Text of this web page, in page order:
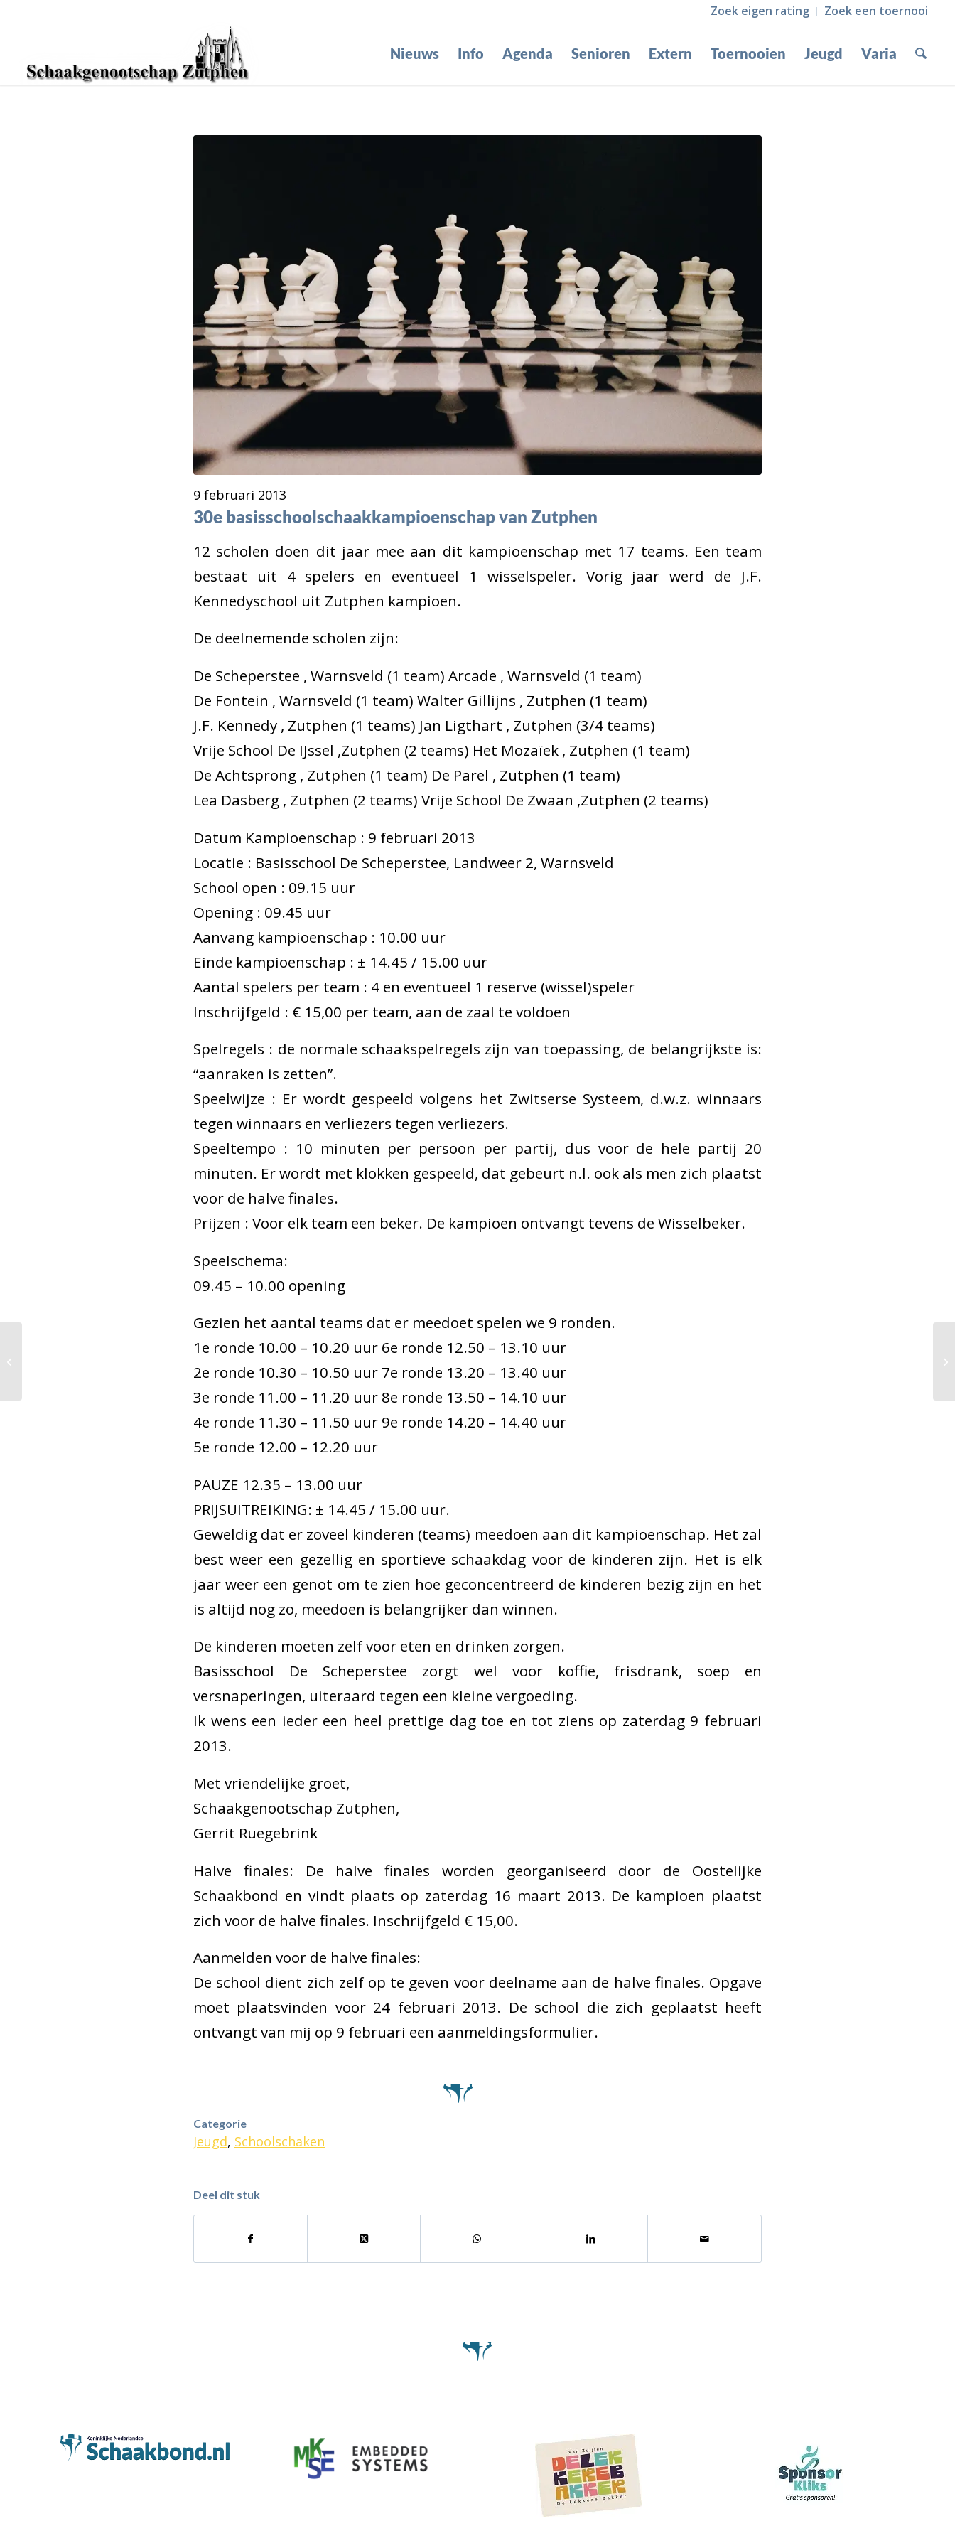
Zoek eigen rating Zoek een toernooi
Nieuws Info Agenda Senioren Extern Toernooien Jeugd Varia
9 februari 2013
30e basisschoolschaakkampioenschap van Zutphen
12 scholen doen dit jaar mee aan dit kampioenschap met 17 teams. Een team
bestaat uit 4 spelers en eventueel 1 wisselspeler. Vorig jaar werd de J.F.
Kennedyschool uit Zutphen kampioen.
De deelnemende scholen zijn:
De Scheperstee , Warnsveld (1 team) Arcade , Warnsveld (1 team)
De Fontein , Warnsveld (1 team) Walter Gillijns , Zutphen (1 team)
J.F. Kennedy , Zutphen (1 teams) Jan Ligthart , Zutphen (3/4 teams)
Vrije School De IJssel ,Zutphen (2 teams) Het Mozaïek , Zutphen (1 team)
De Achtsprong , Zutphen (1 team) De Parel , Zutphen (1 team)
Lea Dasberg , Zutphen (2 teams) Vrije School De Zwaan ,Zutphen (2 teams)
Datum Kampioenschap : 9 februari 2013
Locatie : Basisschool De Scheperstee, Landweer 2, Warnsveld
School open : 09.15 uur
Opening : 09.45 uur
Aanvang kampioenschap : 10.00 uur
Einde kampioenschap : ± 14.45 / 15.00 uur
Aantal spelers per team : 4 en eventueel 1 reserve (wissel)speler
Inschrijfgeld : € 15,00 per team, aan de zaal te voldoen
Spelregels : de normale schaakspelregels zijn van toepassing, de belangrijkste is:
“aanraken is zetten”.
Speelwijze : Er wordt gespeeld volgens het Zwitserse Systeem, d.w.z. winnaars
tegen winnaars en verliezers tegen verliezers.
Speeltempo : 10 minuten per persoon per partij, dus voor de hele partij 20
minuten. Er wordt met klokken gespeeld, dat gebeurt n.l. ook als men zich plaatst
voor de halve finales.
Prijzen : Voor elk team een beker. De kampioen ontvangt tevens de Wisselbeker.
Speelschema:
09.45 – 10.00 opening
Gezien het aantal teams dat er meedoet spelen we 9 ronden.
1e ronde 10.00 – 10.20 uur 6e ronde 12.50 – 13.10 uur
2e ronde 10.30 – 10.50 uur 7e ronde 13.20 – 13.40 uur
3e ronde 11.00 – 11.20 uur 8e ronde 13.50 – 14.10 uur
4e ronde 11.30 – 11.50 uur 9e ronde 14.20 – 14.40 uur
5e ronde 12.00 – 12.20 uur
PAUZE 12.35 – 13.00 uur
PRIJSUITREIKING: ± 14.45 / 15.00 uur.
Geweldig dat er zoveel kinderen (teams) meedoen aan dit kampioenschap. Het zal
best weer een gezellig en sportieve schaakdag voor de kinderen zijn. Het is elk
jaar weer een genot om te zien hoe geconcentreerd de kinderen bezig zijn en het
is altijd nog zo, meedoen is belangrijker dan winnen.
De kinderen moeten zelf voor eten en drinken zorgen.
Basisschool De Scheperstee zorgt wel voor koffie, frisdrank, soep en
versnaperingen, uiteraard tegen een kleine vergoeding.
Ik wens een ieder een heel prettige dag toe en tot ziens op zaterdag 9 februari
2013.
Met vriendelijke groet,
Schaakgenootschap Zutphen,
Gerrit Ruegebrink
Halve finales: De halve finales worden georganiseerd door de Oostelijke
Schaakbond en vindt plaats op zaterdag 16 maart 2013. De kampioen plaatst
zich voor de halve finales. Inschrijfgeld € 15,00.
Aanmelden voor de halve finales:
De school dient zich zelf op te geven voor deelname aan de halve finales. Opgave
moet plaatsvinden voor 24 februari 2013. De school die zich geplaatst heeft
ontvangt van mij op 9 februari een aanmeldingsformulier.
Categorie
Jeugd, Schoolschaken
Deel dit stuk